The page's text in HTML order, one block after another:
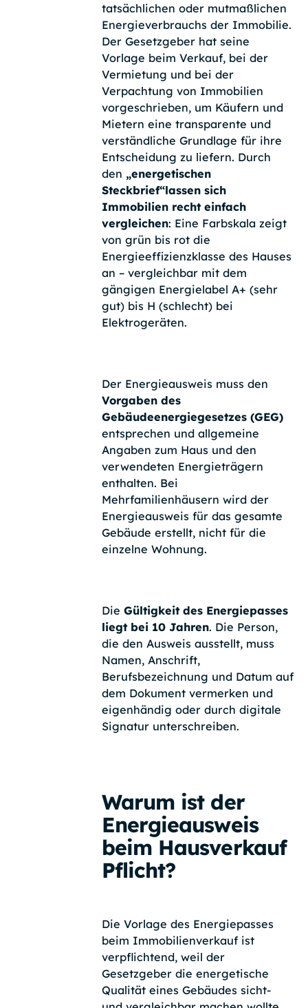
tatsächlichen oder mutmaßlichen
Energieverbrauchs der Immobilie.
Der Gesetzgeber hat seine
Vorlage beim Verkauf, bei der
Vermietung und bei der
Verpachtung von Immobilien
vorgeschrieben, um Käufern und
Mietern eine transparente und
verständliche Grundlage für ihre
Entscheidung zu liefern. Durch
den „energetischen
Steckbrief“lassen sich
Immobilien recht einfach
vergleichen: Eine Farbskala zeigt
von grün bis rot die
Energieeffizienzklasse des Hauses
an – vergleichbar mit dem
gängigen Energielabel A+ (sehr
gut) bis H (schlecht) bei
Elektrogeräten.
Der Energieausweis muss den
Vorgaben des
Gebäudeenergiegesetzes (GEG)
entsprechen und allgemeine
Angaben zum Haus und den
verwendeten Energieträgern
enthalten. Bei
Mehrfamilienhäusern wird der
Energieausweis für das gesamte
Gebäude erstellt, nicht für die
einzelne Wohnung.
Die Gültigkeit des Energiepasses
liegt bei 10 Jahren. Die Person,
die den Ausweis ausstellt, muss
Namen, Anschrift,
Berufsbezeichnung und Datum auf
dem Dokument vermerken und
eigenhändig oder durch digitale
Signatur unterschreiben.
Warum ist der
Energieausweis
beim Hausverkauf
Pflicht?
Die Vorlage des Energiepasses
beim Immobilienverkauf ist
verpflichtend, weil der
Gesetzgeber die energetische
Qualität eines Gebäudes sicht-